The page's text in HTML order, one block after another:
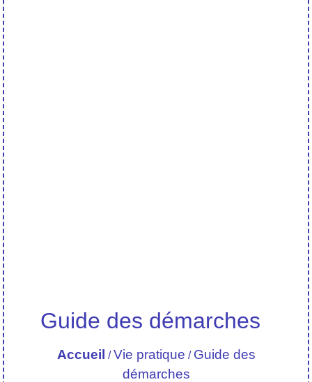
Guide des démarches
Accueil /Vie pratique / Guide des
démarches